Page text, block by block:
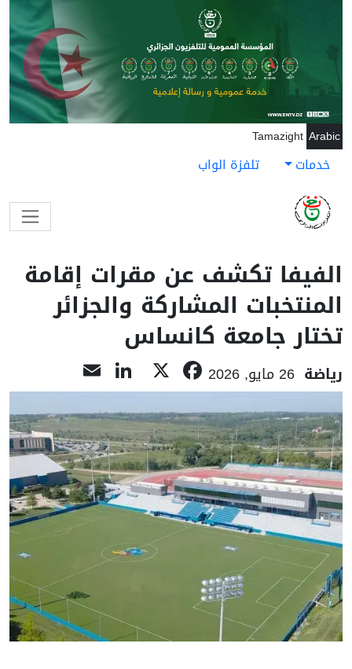
تجاوز إلى المحتوى الرئيسي
Arabic
Tamazight
خدمات تلفزة الواب
الفيفا تكشف عن مقرات إقامة
المنتخبات المشاركة والجزائر
تختار جامعة كانساس
رياضة 26 مايو, 2026 Facebook
LinkedIn